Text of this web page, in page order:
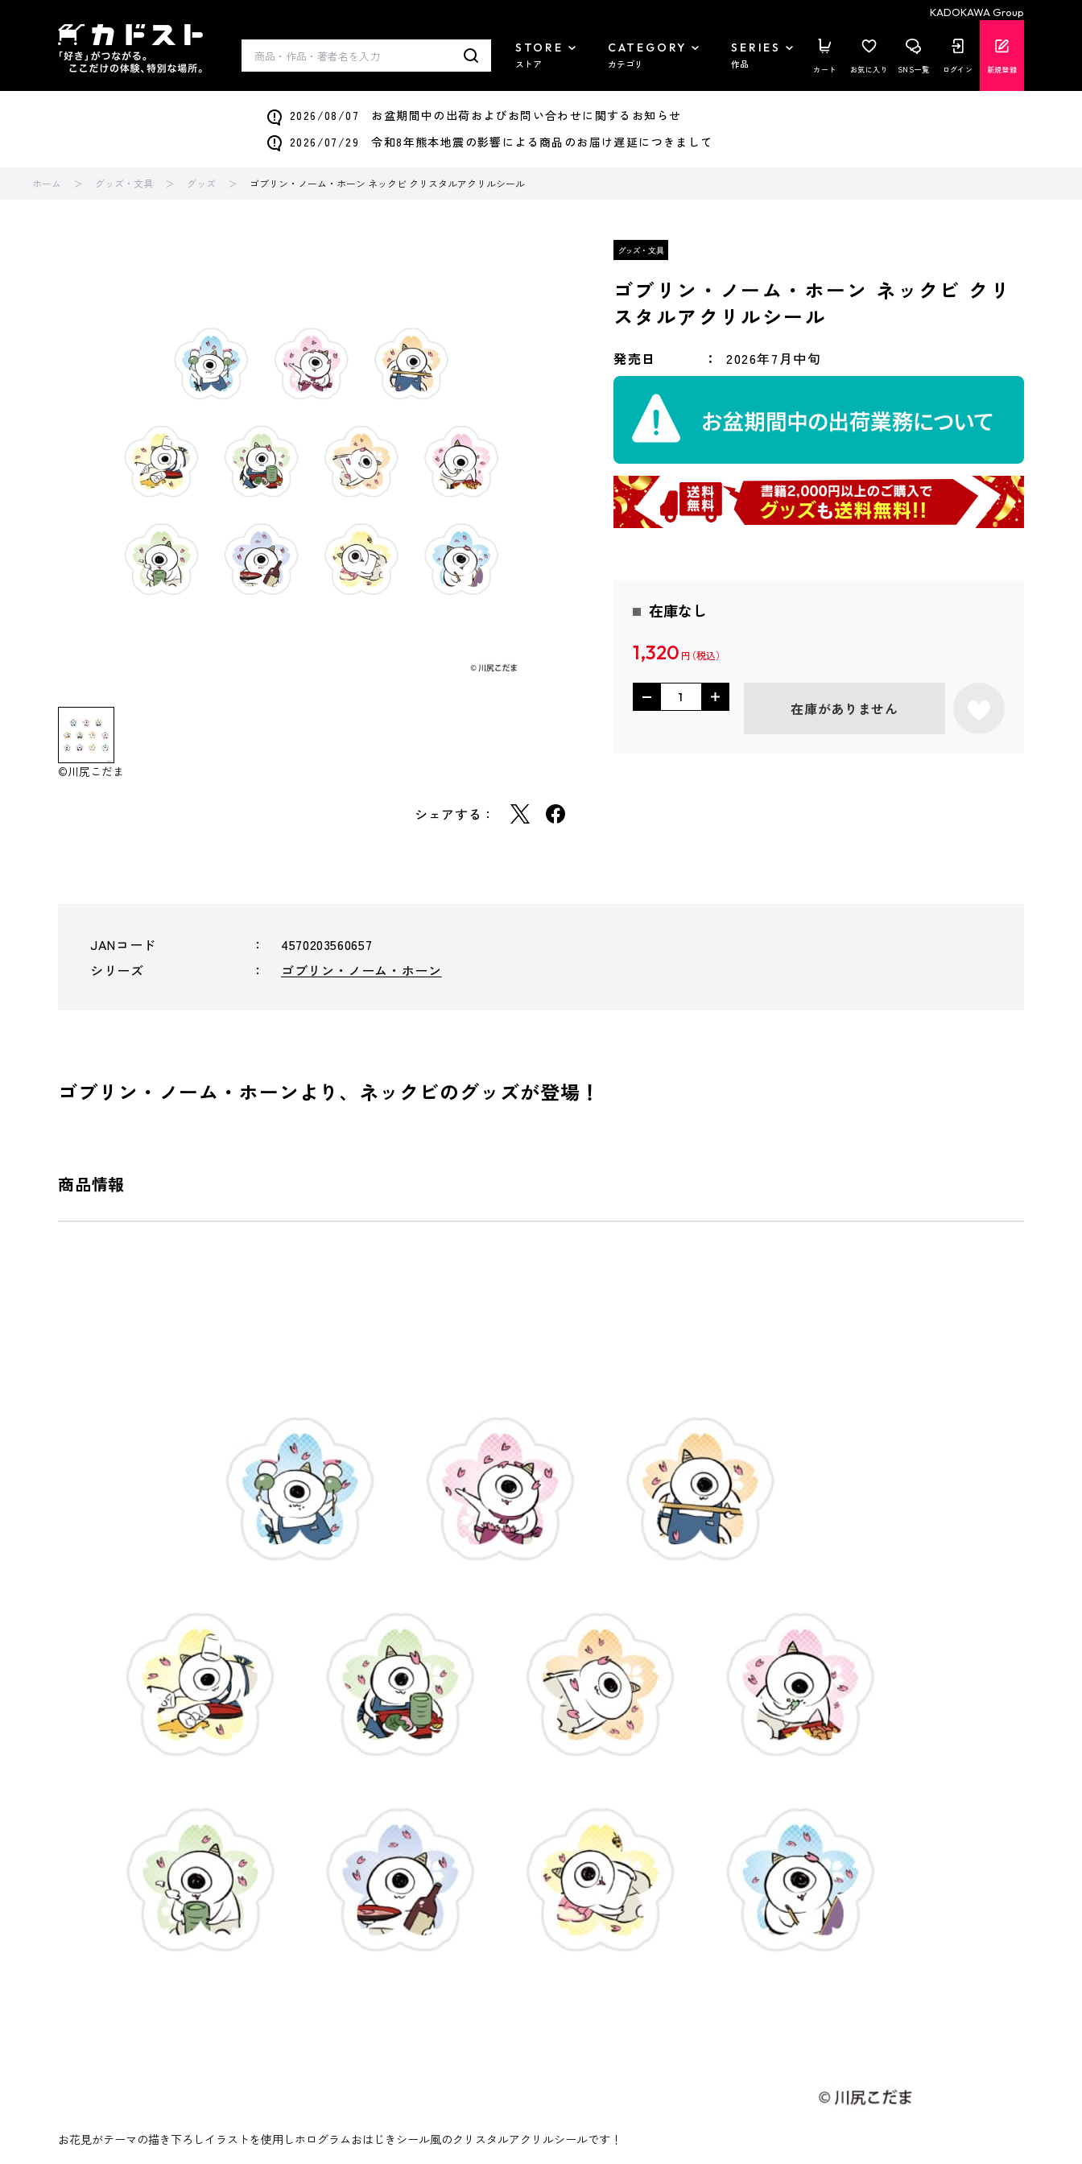
KADOKAWA Group
STORE
ストア
CATEGORY
カテゴリ
SERIES
作品 カート お気に入り SNS一覧 ログイン 新規登録
2026/08/07 お盆期間中の出荷およびお問い合わせに関するお知らせ
2026/07/29 令和8年熊本地震の影響による商品のお届け遅延につきまして
ホーム グッズ・文具 グッズ ゴブリン・ノーム・ホーン ネックビ クリスタルアクリルシール
©川尻こだま
シェアする：
ゴブリン・ノーム・ホーン ネックビ クリ
スタルアクリルシール
発売日 2026年7月中旬
在庫なし
1,320 円
在庫がありません
JANコード
4570203560657
シリーズ
ゴブリン・ノーム・ホーン
ゴブリン・ノーム・ホーンより、ネックビのグッズが登場！
商品情報
お花見がテーマの描き下ろしイラストを使用しホログラムおはじきシール風のクリスタルアクリルシールです！